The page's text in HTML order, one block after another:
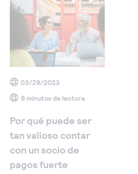
Por qué puede ser
tan valioso contar
con un socio de
pagos fuerte
03/29/2023
6 minutos de lectura